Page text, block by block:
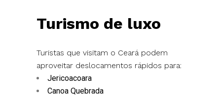
Turismo de luxo
Turistas que visitam o Ceará podem
aproveitar deslocamentos rápidos para:
Jericoacoara
Canoa Quebrada